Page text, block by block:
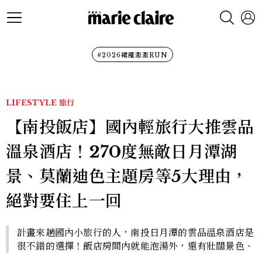
#2026裙襬澎澎RUN
LIFESTYLE 旅行
【南投飯店】國內輕旅行大推雲品
溫泉酒店！270度無敵日月潭湖
景、莫蘭迪色主題房等5大理由，
絕對要住上一回
計畫來趟國內小旅行的人，南投日月潭的雲品溫泉酒店是
很不錯的選擇！飯店房間內就能泡湯外，還有壯闊景色、